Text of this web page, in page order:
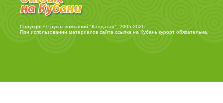
Copyright © Группа компаний "Кандагар", 2005-2026
При использовании материалов сайта ссылка на Кубань курортобязательна.